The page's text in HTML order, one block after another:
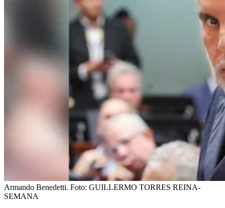
Armando Benedetti. Foto: GUILLERMO TORRES REINA-
SEMANA